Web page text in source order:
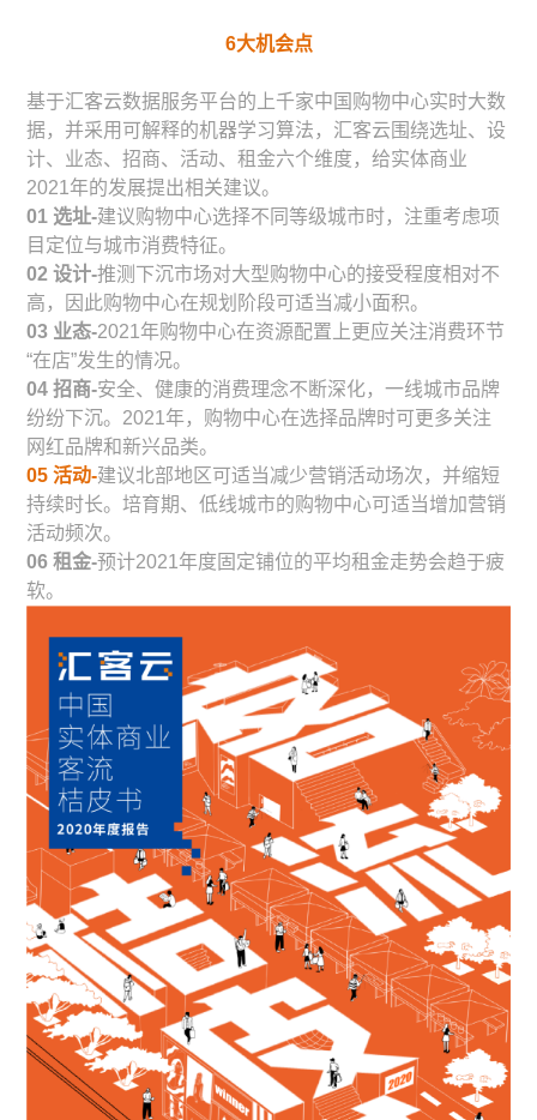
6大机会点
基于汇客云数据服务平台的上千家中国购物中心实时大数
据，并采用可解释的机器学习算法，汇客云围绕选址、设
计、业态、招商、活动、租金六个维度，给实体商业
2021年的发展提出相关建议。
01 选址-建议购物中心选择不同等级城市时，注重考虑项
目定位与城市消费特征。
02 设计-推测下沉市场对大型购物中心的接受程度相对不
高，因此购物中心在规划阶段可适当减小面积。
03 业态-2021年购物中心在资源配置上更应关注消费环节
“在店”发生的情况。
04 招商-安全、健康的消费理念不断深化，一线城市品牌
纷纷下沉。2021年，购物中心在选择品牌时可更多关注
网红品牌和新兴品类。
05 活动-建议北部地区可适当减少营销活动场次，并缩短
持续时长。培育期、低线城市的购物中心可适当增加营销
活动频次。
06 租金-预计2021年度固定铺位的平均租金走势会趋于疲
软。